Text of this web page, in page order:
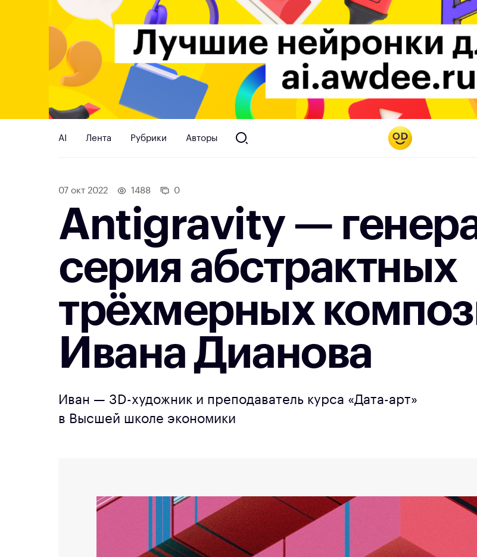
AI Лента Рубрики Авторы
07 окт 2022 1488 0
Antigravity —
серия абстрактных
трёхмерных
Ивана Дианова
Иван — 3D-художник и преподаватель курса «Дата-арт»
в Высшей школе экономики